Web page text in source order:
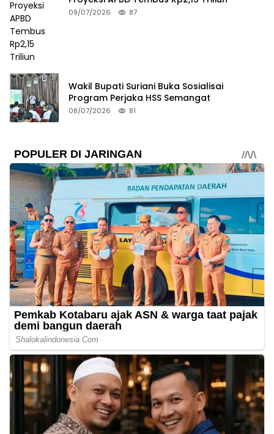
09/07/2026 87
Wakil Bupati Suriani Buka Sosialisai
Program Perjaka HSS Semangat
08/07/2026 81